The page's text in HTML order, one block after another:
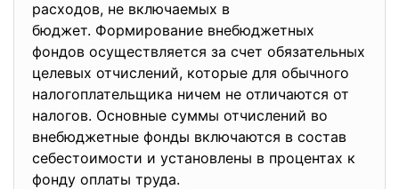
расходов, не включаемых в
бюджет. Формирование внебюджетных
фондов осуществляется за счет обязательных
целевых отчислений, которые для обычного
налогоплательщика ничем не отличаются от
налогов. Основные суммы отчислений во
внебюджетные фонды включаются в состав
себестоимости и установлены в процентах к
фонду оплаты труда.